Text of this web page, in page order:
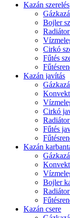
Kazán szerelés
Bojler
Cirkó
Fűtés
Kazán javítás
Cirkó
Fűtés
Kazán
Bojler
Kazán csere